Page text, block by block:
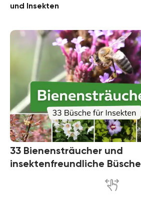
und Insekten
33 Bienensträucher und
insektenfreundliche Büsche